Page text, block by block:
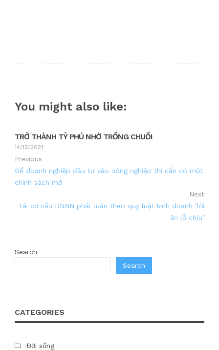
You might also like:
TRỞ THÀNH TỶ PHÚ NHỜ TRỒNG CHUỐI
14/12/2021
Previous
Để doanh nghiệp đầu tư vào nông nghiệp thì cần có một
chính sách mở
Next
Tái cơ cấu DNNN phải tuân theo quy luật kinh doanh ‘lời
ăn lỗ chịu’
Search
Search
CATEGORIES
Đời sống